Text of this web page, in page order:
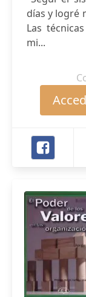
días y logré
Las
mi...